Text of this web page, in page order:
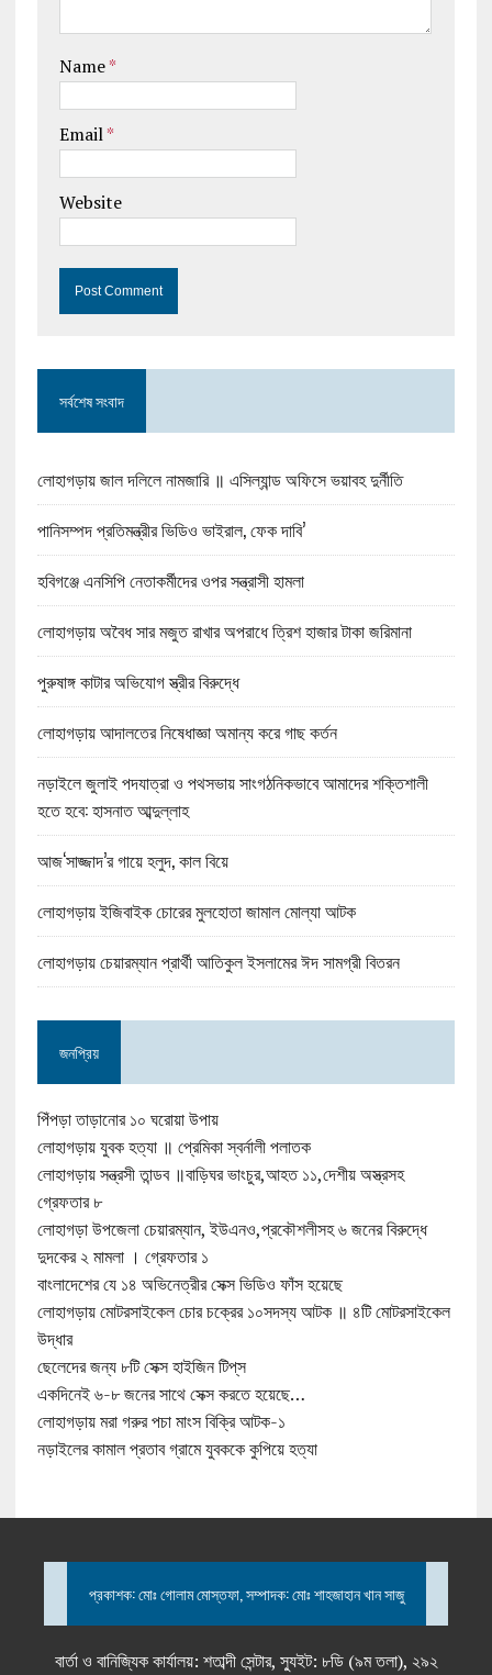
Name*
Email*
Website
সর্বশেষ সংবাদ
লোহাগড়ায় জাল দলিলে নামজারি ॥ এসিল্যান্ড অফিসে ভয়াবহ দুর্নীতি
পানিসম্পদ প্রতিমন্ত্রীর ভিডিও ভাইরাল, ফেক দাবি’
হবিগঞ্জে এনসিপি নেতাকর্মীদের ওপর সন্ত্রাসী হামলা
লোহাগড়ায় অবৈধ সার মজুত রাখার অপরাধে ত্রিশ হাজার টাকা জরিমানা
পুরুষাঙ্গ কাটার অভিযোগ স্ত্রীর বিরুদ্ধে
লোহাগড়ায় আদালতের নিষেধাজ্ঞা অমান্য করে গাছ কর্তন
নড়াইলে জুলাই পদযাত্রা ও পথসভায় সাংগঠনিকভাবে আমাদের শক্তিশালী
হতে হবে: হাসনাত আব্দুল্লাহ
আজ‘সাজ্জাদ’র গায়ে হলুদ, কাল বিয়ে
লোহাগড়ায় ইজিবাইক চোরের মুলহোতা জামাল মোল্যা আটক
লোহাগড়ায় চেয়ারম্যান প্রার্থী আতিকুল ইসলামের ঈদ সামগ্রী বিতরন
জনপ্রিয়
পিঁপড়া তাড়ানোর ১০ ঘরোয়া উপায়
লোহাগড়ায় যুবক হত্যা ॥ প্রেমিকা স্বর্নালী পলাতক
লোহাগড়ায় সন্ত্রসী তান্ডব ॥বাড়িঘর ভাংচুর,আহত ১১,দেশীয় অস্ত্রসহ
গ্রেফতার ৮
লোহাগড়া উপজেলা চেয়ারম্যান, ইউএনও,প্রকৌশলীসহ ৬ জনের বিরুদ্ধে
দুদকের ২ মামলা । গ্রেফতার ১
বাংলাদেশের যে ১৪ অভিনেত্রীর সেক্স ভিডিও ফাঁস হয়েছে
লোহাগড়ায় মোটরসাইকেল চোর চক্রের ১০সদস্য আটক ॥ ৪টি মোটরসাইকেল
উদ্ধার
ছেলেদের জন্য ৮টি সেক্স হাইজিন টিপ্‌স
একদিনেই ৬-৮ জনের সাথে সেক্স করতে হয়েছে…
লোহাগড়ায় মরা গরুর পচা মাংস বিক্রি আটক-১
নড়াইলের কামাল প্রতাব গ্রামে যুবককে কুপিয়ে হত্যা
প্রকাশক: মোঃ গোলাম মোস্তফা, সম্পাদক: মোঃ শাহজাহান খান সাজু
বার্তা ও বানিজ্যিক কার্যালয়: শতাব্দী সেন্টার, স্যুইট: ৮ডি (৯ম তলা), ২৯২